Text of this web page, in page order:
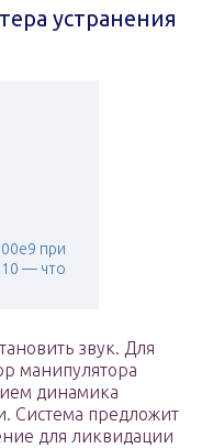
устранения
при
10 — что
звук. Для
манипулятора
динамика
Система предложит
для ликвидации